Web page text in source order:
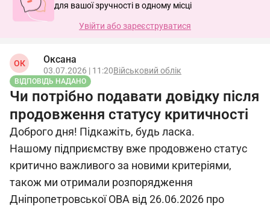
для вашої зручності в одному місці
Увійти або зареєструватися
ОК Оксана
03.07.2026 | 11:20Військовий облік
ВІДПОВІДЬ НАДАНО
Чи потрібно подавати довідку після
продовження статусу критичності
Доброго дня! Підкажіть, будь ласка.
Нашому підприємству вже продовжено статус
критично важливого за новими критеріями,
також ми отримали розпорядження
Дніпропетровської ОВА від 26.06.2026 про